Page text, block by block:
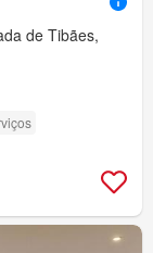
de Tibães,